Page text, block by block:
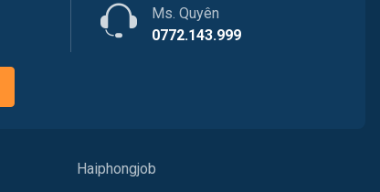
Nông - Lâm - Thủy Sản
Quản lý chất lượng (QA/QC)
Việc làm Lưu Kiếm
Việc làm Lê Ích Mộc
Việc làm An Biên
Ms. Quyên
0772.143.999
Haiphongjob